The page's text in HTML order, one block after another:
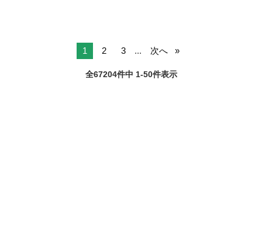
1 2 3 ... 次へ
全67204件中 1-50件表示